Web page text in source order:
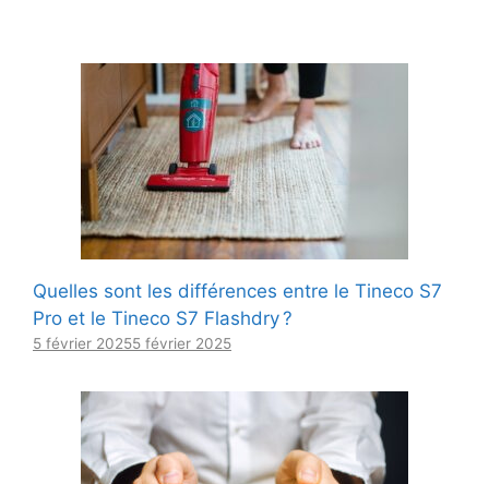
Quelles sont les différences entre le Tineco S7
Pro et le Tineco S7 Flashdry ?
5 février 20255 février 2025